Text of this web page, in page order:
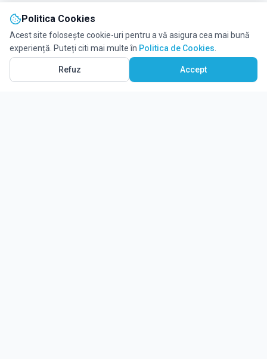
Politica Cookies
Acest site folosește cookie-uri pentru a vă asigura cea mai bună
experiență. Puteți citi mai multe în Politica de Cookies
Refuz Accept